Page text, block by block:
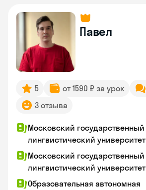
Павел
5 от 1590 ₽ за урок
3 отзыва
Московский государственный
лингвистический университет
Московский государственный
лингвистический университет
Образовательная автономная